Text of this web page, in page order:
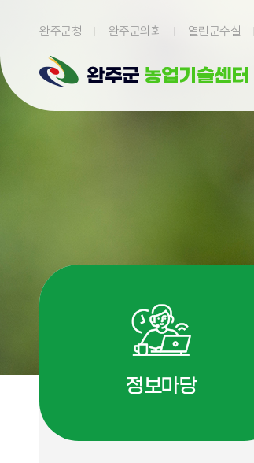
완주군청
완주군의회 열린군수실
정보마당